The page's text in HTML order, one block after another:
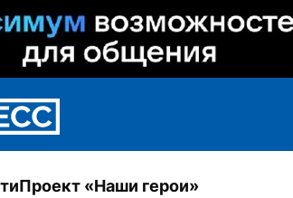
Проект «Наши герои»